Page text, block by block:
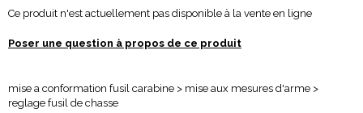
Ce produit n'est actuellement pas disponible à la vente en ligne
Poser une question à propos de ce produit
mise a conformation fusil carabine > mise aux mesures d'arme >
reglage fusil de chasse